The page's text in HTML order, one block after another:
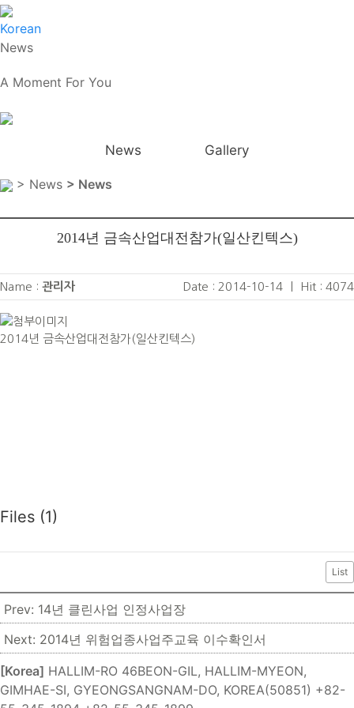
Korean
News
A Moment For You
News Gallery
> News > News
2014년 금속산업대전참가(일산킨텍스)
Name : 관리자 Date : 2014-10-14 Hit : 4074
2014년 금속산업대전참가(일산킨텍스)
Files (1)
List
Prev: 14년 클린사업 인정사업장
Next: 2014년 위험업종사업주교육 이수확인서
[Korea] HALLIM-RO 46BEON-GIL, HALLIM-MYEON,
GIMHAE-SI, GYEONGSANGNAM-DO, KOREA(50851) +82-